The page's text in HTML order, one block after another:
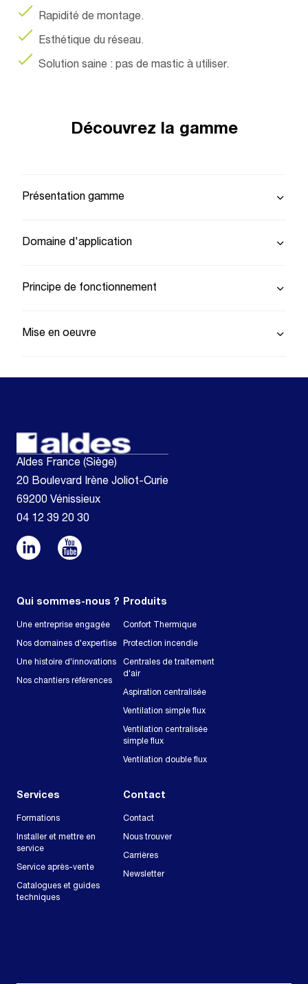
Rapidité de montage.
Esthétique du réseau.
Solution saine : pas de mastic à utiliser.
Découvrez la gamme
Présentation gamme
Domaine d'application
Principe de fonctionnement
Mise en oeuvre
Aldes France (Siège)
20 Boulevard Irène Joliot-Curie
69200 Vénissieux
04 12 39 20 30
Qui sommes-nous ?
Une entreprise engagée
Nos domaines d'expertise
Une histoire d'innovations
Nos chantiers références
Produits
Confort Thermique
Protection incendie
Centrales de traitement
d'air
Aspiration centralisée
Ventilation simple flux
Ventilation centralisée
simple flux
Ventilation double flux
Services
Formations
Installer et mettre en
service
Service après-vente
Catalogues et guides
techniques
Contact
Contact
Nous trouver
Carrières
Newsletter